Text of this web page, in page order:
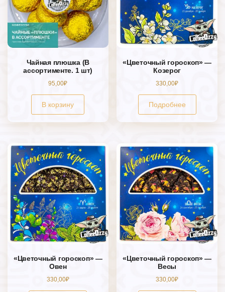
Чайная плюшка (В
ассортименте. 1 шт)
95,00₽
В корзину
«Цветочный гороскоп» —
Козерог
330,00₽
Подробнее
«Цветочный гороскоп» —
Овен
330,00₽
«Цветочный гороскоп» —
Весы
330,00₽